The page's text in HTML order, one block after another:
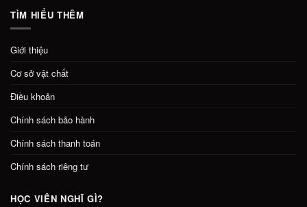
TÌM HIỂU THÊM
Giới thiệu
Cơ sở vật chất
Điều khoản
Chính sách bảo hành
Chính sách thanh toán
Chính sách riêng tư
HỌC VIÊN NGHĨ GÌ?